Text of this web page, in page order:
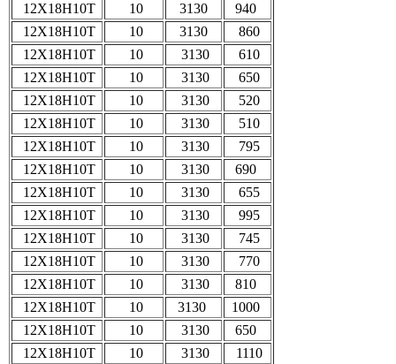
12Х18Н10Т
10 3130
940
12Х18Н10Т
10 3130
860
12Х18Н10Т
10 3130
610
12Х18Н10Т
10 3130
650
12Х18Н10Т
10 3130
520
12Х18Н10Т
10 3130
510
12Х18Н10Т
10 3130
795
12Х18Н10Т
10 3130
690
12Х18Н10Т
10 3130
655
12Х18Н10Т
10 3130
995
12Х18Н10Т
10 3130
745
12Х18Н10Т
10 3130
770
12Х18Н10Т
10 3130
810
12Х18Н10Т
10 3130
1000
12Х18Н10Т
10 3130
650
12Х18Н10Т
10 3130
1110